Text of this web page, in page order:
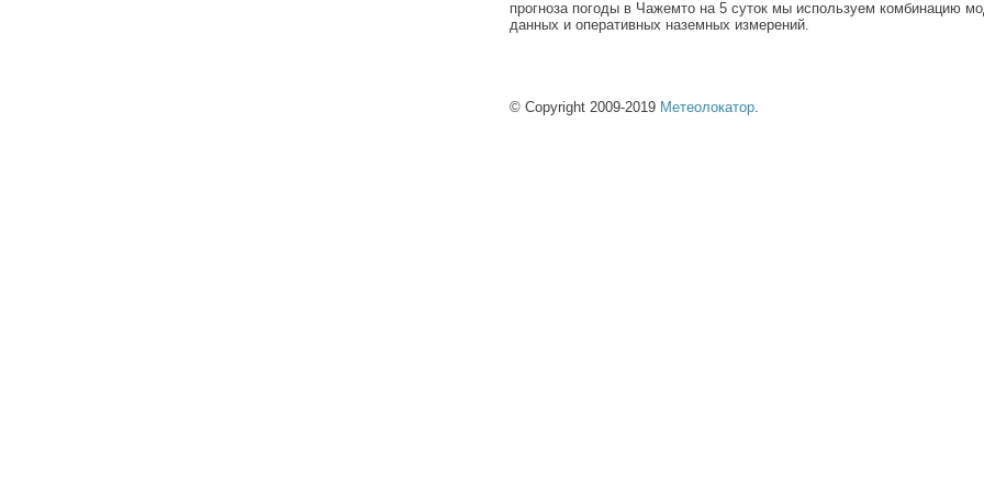
прогноза погоды в Чажемто на 5 суток мы используем комбинацию
данных и оперативных наземных измерений.
© Copyright 2009-2019 Метеолокатор